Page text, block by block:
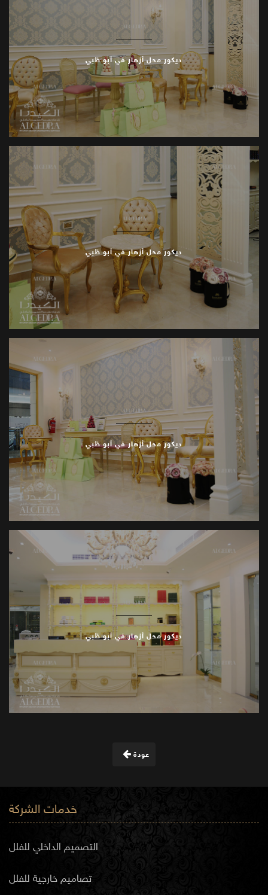
ديكور محل أزهار في أبو ظبي
ديكور محل أزهار في أبو ظبي
ديكور محل أزهار في أبو ظبي
ديكور محل أزهار في أبو ظبي
عودة
خدمات الشركة
التصميم الداخلي للفلل
تصاميم خارجية للفلل